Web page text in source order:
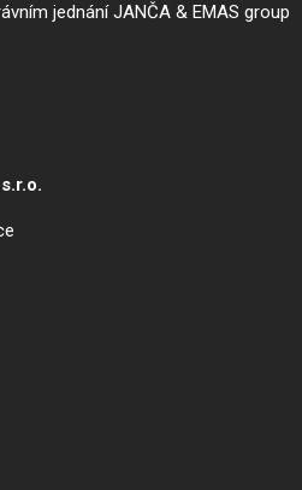
jednání JANČA & EMAS group